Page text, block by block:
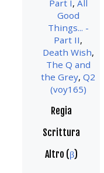
Part I, All
Good
Things... -
Part II,
Death Wish,
The Q and
the Grey,Q2
(voy165)
Regia
Scrittura
Altro (β)